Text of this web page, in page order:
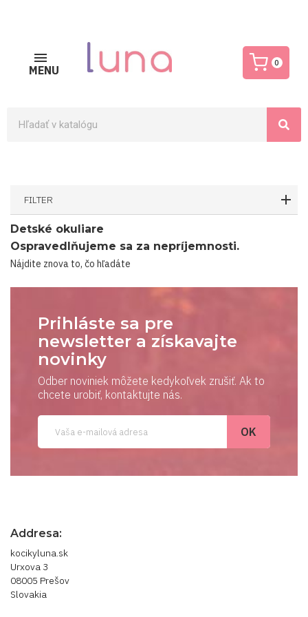
MENU
0
FILTER
Detské okuliare
Ospravedlňujeme sa za nepríjemnosti.
Nájdite znova to, čo hľadáte
Prihláste sa pre
newsletter a získavajte
novinky
Odber noviniek môžete kedykoľvek zrušiť. Ak to
chcete urobiť, kontaktujte nás.
Addresa:
kocikyluna.sk
Urxova 3
08005 Prešov
Slovakia